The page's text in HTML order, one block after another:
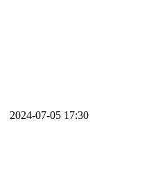
2024-07-05 17:30